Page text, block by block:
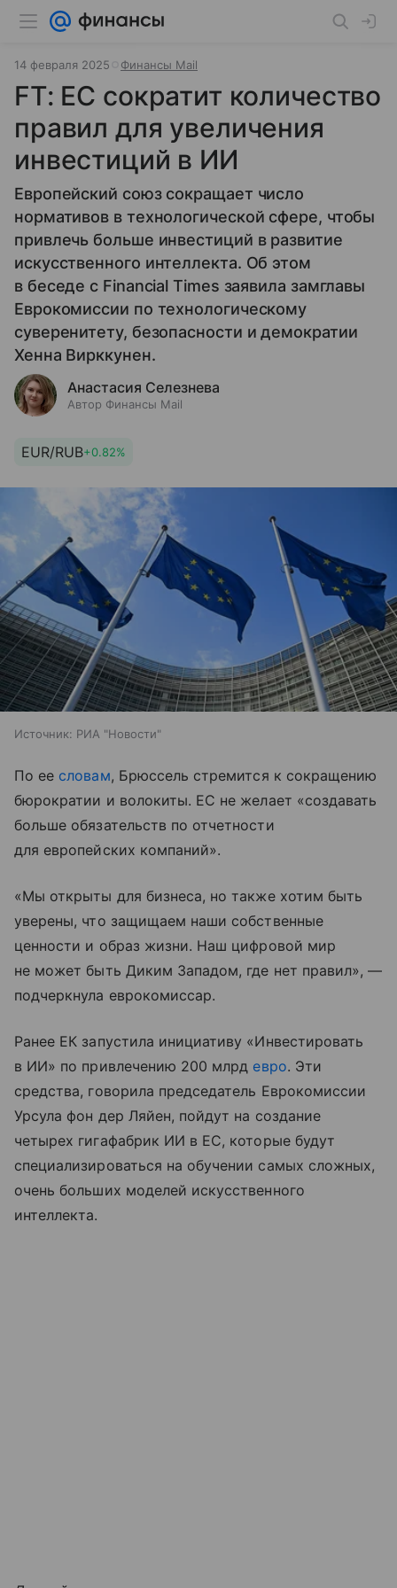
14 февраля 2025 Финансы Mail
FT: ЕС сократит количество
правил для увеличения
инвестиций в ИИ
Европейский союз сокращает число
нормативов в технологической сфере, чтобы
привлечь больше инвестиций в развитие
искусственного интеллекта. Об этом
в беседе с Financial Times заявила замглавы
Еврокомиссии по технологическому
суверенитету, безопасности и демократии
Хенна Вирккунен.
Анастасия Селезнева
Автор Финансы Mail
EUR/RUB+0.82%
Источник: РИА "Новости"
По ее словам, Брюссель стремится к сокращению
бюрократии и волокиты. ЕС не желает «создавать
больше обязательств по отчетности
для европейских компаний».
«Мы открыты для бизнеса, но также хотим быть
уверены, что защищаем наши собственные
ценности и образ жизни. Наш цифровой мир
не может быть Диким Западом, где нет правил», —
подчеркнула еврокомиссар.
Ранее ЕК запустила инициативу «Инвестировать
в ИИ» по привлечению 200 млрд евро. Эти
средства, говорила председатель Еврокомиссии
Урсула фон дер Ляйен, пойдут на создание
четырех гигафабрик ИИ в ЕС, которые будут
специализироваться на обучении самых сложных,
очень больших моделей искусственного
интеллекта.